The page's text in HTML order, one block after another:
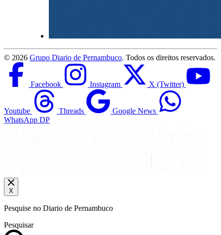
© 2026 Grupo Diario de Pernambuco. Todos os direitos reservados.
Facebook Instagram X (Twitter)
Youtube Threads
Google News
WhatsApp DP
X
Pesquise no Diario de Pernambuco
Pesquisar